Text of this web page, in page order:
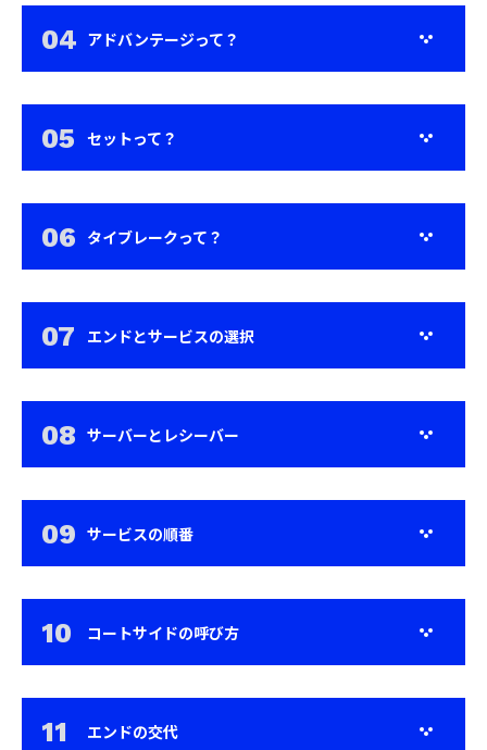
アドバンテージって？
セットって？
タイブレークって？
エンドとサービスの選択
サーバーとレシーバー
サービスの順番
コートサイドの呼び方
エンドの交代